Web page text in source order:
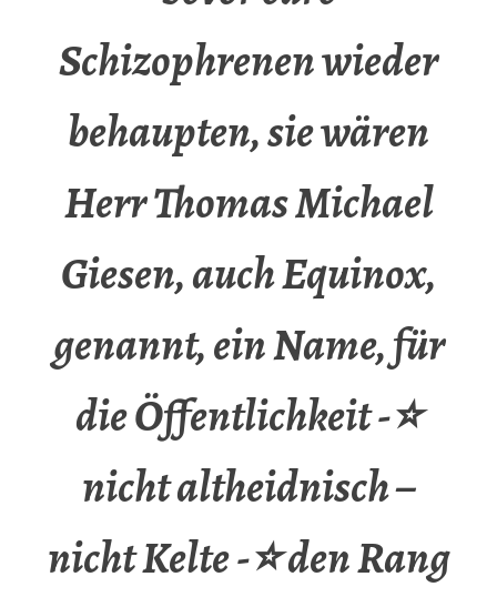
Schizophrenen wieder
behaupten, sie wären
Herr Thomas Michael
Giesen, auch Equinox,
genannt, ein Name, für
die Öffentlichkeit -⭐
nicht altheidnisch –
nicht Kelte -⭐ den Rang